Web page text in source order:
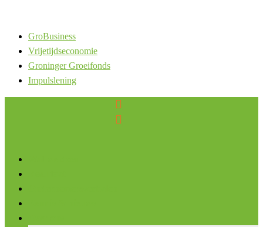
GroBusiness
Vrijetijdseconomie
Groninger Groeifonds
Impulslening

